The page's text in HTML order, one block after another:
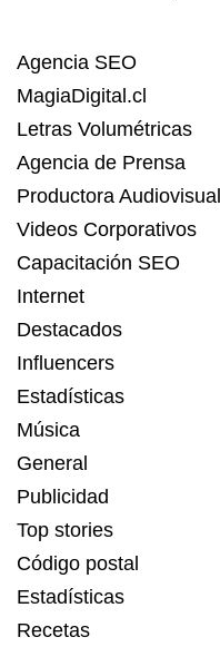
Agencia SEO
MagiaDigital.cl
Letras Volumétricas
Agencia de Prensa
Productora Audiovisual
Videos Corporativos
Capacitación SEO
Internet
Destacados
Influencers
Estadísticas
Música
General
Publicidad
Top stories
Código postal
Estadísticas
Recetas